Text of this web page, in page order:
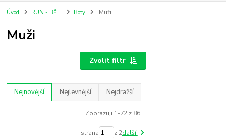
Úvod RUN - BĚH Boty Muži
Muži
Zvolit filtr
Nejnovější Nejlevnější Nejdražší
Zobrazuji 1-72 z 86
strana z 2další